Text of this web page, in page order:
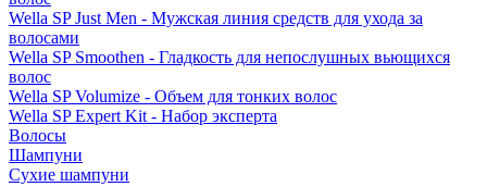
Wella SP Just Men - Мужская линия средств для ухода за
волосами
Wella SP Smoothen - Гладкость для непослушных вьющихся
волос
Wella SP Volumize - Объем для тонких волос
Wella SP Expert Kit - Набор эксперта
Волосы
Шампуни
Сухие шампуни